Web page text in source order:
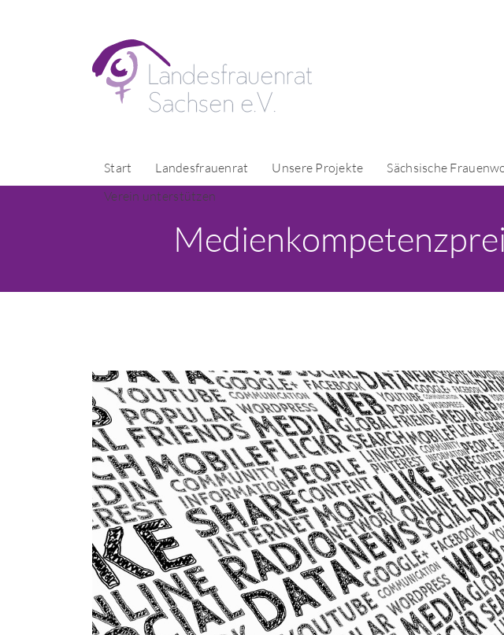
Start Landesfrauenrat Unsere Projekte Sächsische
Verein unterstützen